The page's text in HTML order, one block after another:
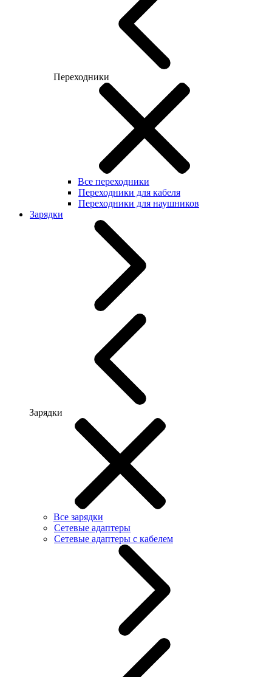
Переходники
Все переходники
Переходники для кабеля
Переходники для наушников
Зарядки
Зарядки
Все зарядки
Сетевые адаптеры
Сетевые адаптеры с кабелем